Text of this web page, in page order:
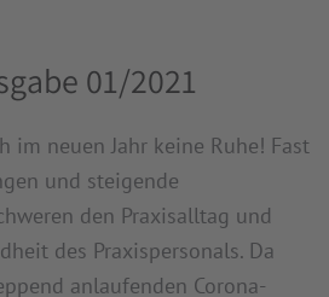
01/2021
im neuen Jahr keine Ruhe! Fast
und steigende
den Praxisalltag und
des Praxispersonals. Da
anlaufenden Corona-